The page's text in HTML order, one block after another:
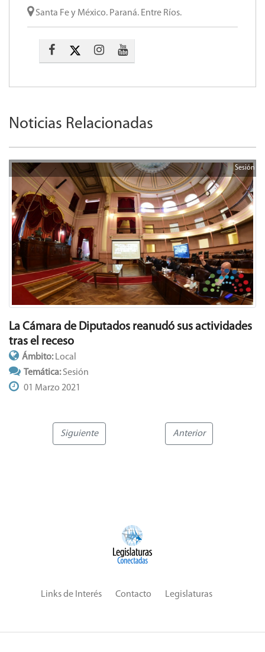
Santa Fe y México. Paraná. Entre Ríos.
Noticias Relacionadas
Sesión
La Cámara de Diputados reanudó sus actividades
tras el receso
Ámbito:Local
Temática:Sesión
01 Marzo 2021
Siguiente Anterior
Links de Interés Contacto Legislaturas